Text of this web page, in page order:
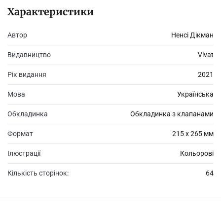
Характеристики
Автор Ненсі Дікман
Видавництво Vivat
Рік видання 2021
Мова Українська
Обкладинка Обкладинка з клапанами
Формат 215 х 265 мм
Ілюстрації Кольорові
Кількість сторінок: 64